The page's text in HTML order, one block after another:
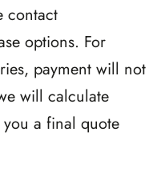
1955/1962
contact
options. For
payment will not
will calculate
a final quote